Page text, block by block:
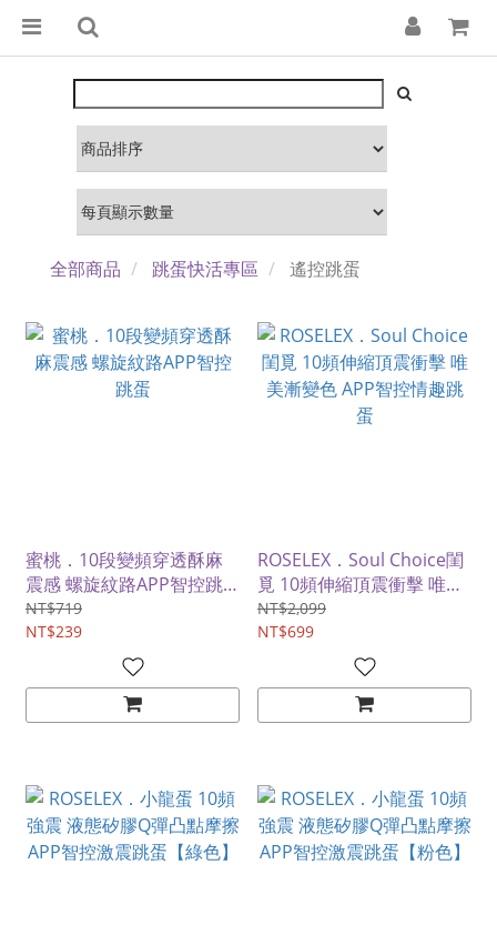
全部商品 跳蛋快活專區 遙控跳蛋
蜜桃．10段變頻穿透酥麻
震感 螺旋紋路APP智控跳
蛋
NT$719
NT$239
ROSELEX．Soul Choice閨
覓 10頻伸縮頂震衝擊 唯美
漸變色 APP智控情趣跳蛋
NT$2,099
NT$699